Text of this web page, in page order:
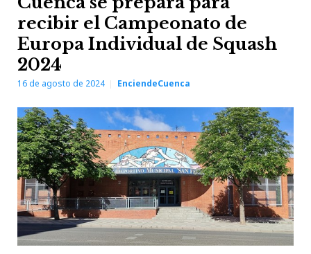
recibir el Campeonato de
Europa Individual de Squash
2024
16 de agosto de 2024 EnciendeCuenca